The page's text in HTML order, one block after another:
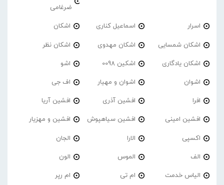
ضرغامی
اسرار اسماعیل کناری اشکان
اشکان شمسایی اشکان مهدوی اشکان نظر
اشکان یادگاری اشکین 0098 اشو
اشوان اشوان و مهیار اف جی
افرا افشین آذری افشین آریا
افشین امینی افشین سیاهپوش افشین و مهزیار
اکسپی الارا الجان
الف الموس الون
الیاس خدمت ام تی ام رپر